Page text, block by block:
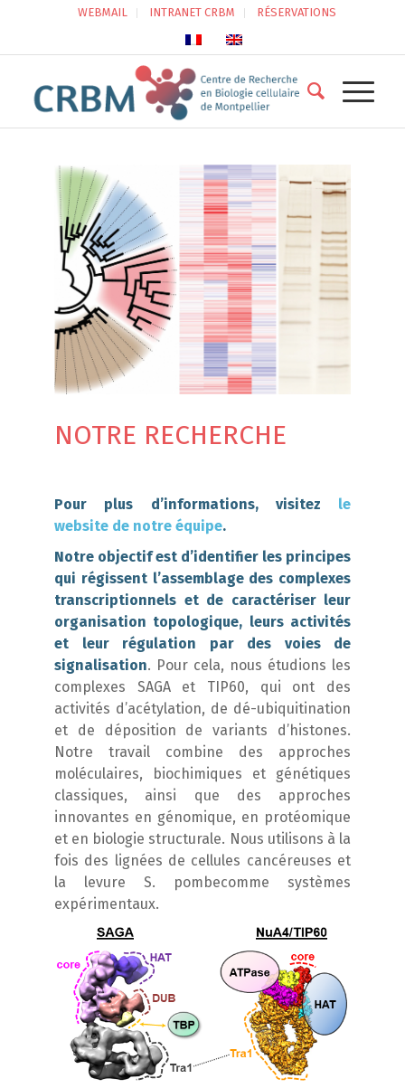
WEBMAIL INTRANET CRBM RÉSERVATIONS
NOTRE RECHERCHE
Pour plus d’informations, visitez le
website de notre équipe.
Notre objectif est d’identifier les principes
qui régissent l’assemblage des complexes
transcriptionnels et de caractériser leur
organisation topologique, leurs activités
et leur régulation par des voies de
signalisation. Pour cela, nous étudions les
complexes SAGA et TIP60, qui ont des
activités d’acétylation, de dé-ubiquitination
et de déposition de variants d’histones.
Notre travail combine des approches
moléculaires, biochimiques et génétiques
classiques, ainsi que des approches
innovantes en génomique, en protéomique
et en biologie structurale. Nous utilisons à la
fois des lignées de cellules cancéreuses et
la levure S. pombecomme systèmes
expérimentaux.